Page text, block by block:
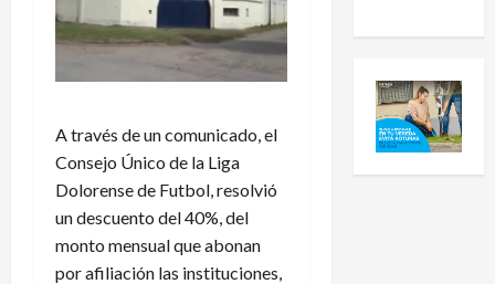
A través de un comunicado, el
Consejo Único de la Liga
Dolorense de Futbol, resolvió
un descuento del 40%, del
monto mensual que abonan
por afiliación las instituciones,